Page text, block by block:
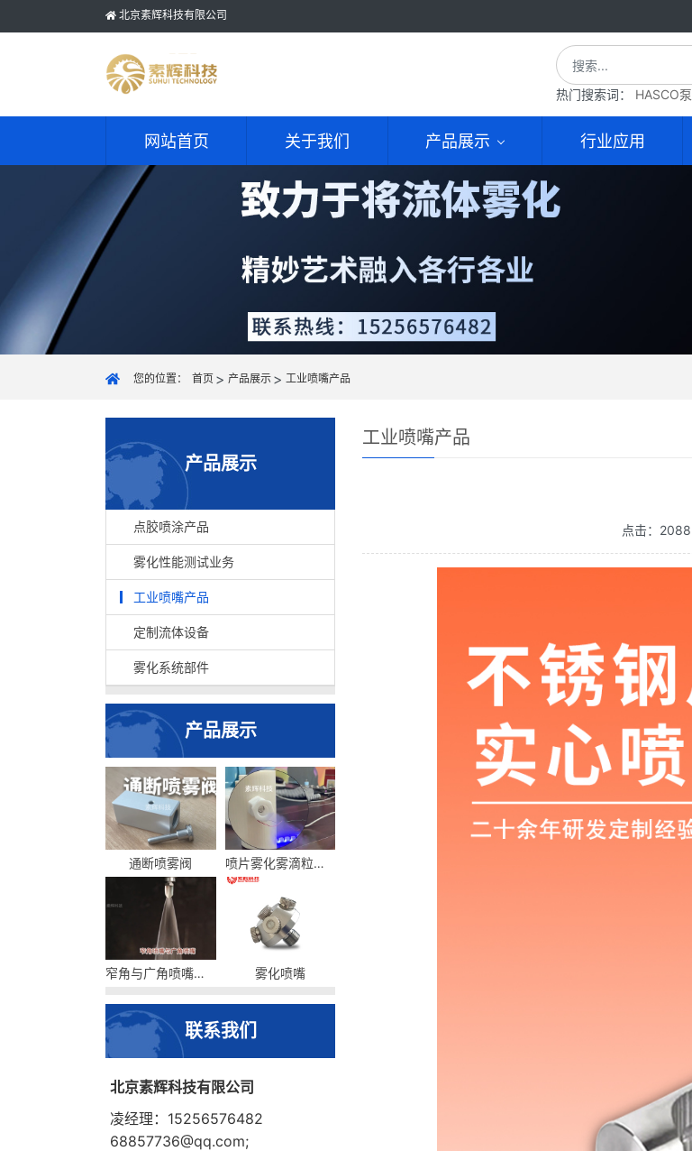
北京素辉科技有限公司
热门搜索词： HASCO泵
网站首页 关于我们 产品展示 行业应用
您的位置： 首页 产品展示 工业喷嘴产品
产品展示
点胶喷涂产品
雾化性能测试业务
工业喷嘴产品
定制流体设备
雾化系统部件
产品展示
通断喷雾阀 喷片雾化雾滴粒径及流量
窄角与广角喷嘴的区别 雾化喷嘴
联系我们
北京素辉科技有限公司
凌经理：15256576482
68857736@qq.com;
工业喷嘴产品
点击：2088